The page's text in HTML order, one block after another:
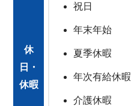
休
日・
休暇
祝日
年末年始
夏季休暇
年次有給休暇
介護休暇